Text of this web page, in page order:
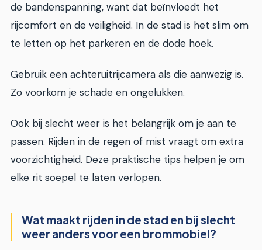
de bandenspanning, want dat beïnvloedt het
rijcomfort en de veiligheid. In de stad is het slim om
te letten op het parkeren en de dode hoek.
Gebruik een achteruitrijcamera als die aanwezig is.
Zo voorkom je schade en ongelukken.
Ook bij slecht weer is het belangrijk om je aan te
passen. Rijden in de regen of mist vraagt om extra
voorzichtigheid. Deze praktische tips helpen je om
elke rit soepel te laten verlopen.
Wat maakt rijden in de stad en bij slecht
weer anders voor een brommobiel?